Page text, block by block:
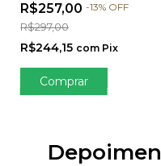
R$257,00 -13% OFF
R$297,00
R$244,15 com Pix
Comprar